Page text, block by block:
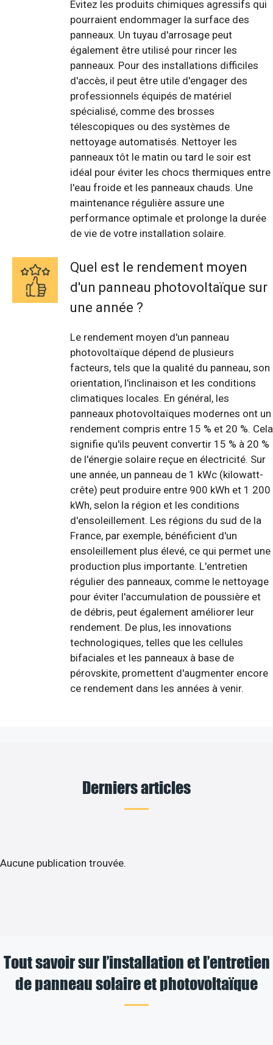
Évitez les produits chimiques agressifs qui
pourraient endommager la surface des
panneaux. Un tuyau d'arrosage peut
également être utilisé pour rincer les
panneaux. Pour des installations difficiles
d'accès, il peut être utile d'engager des
professionnels équipés de matériel
spécialisé, comme des brosses
télescopiques ou des systèmes de
nettoyage automatisés. Nettoyer les
panneaux tôt le matin ou tard le soir est
idéal pour éviter les chocs thermiques entre
l'eau froide et les panneaux chauds. Une
maintenance régulière assure une
performance optimale et prolonge la durée
de vie de votre installation solaire.
Quel est le rendement moyen
d'un panneau photovoltaïque sur
une année ?
Le rendement moyen d'un panneau
photovoltaïque dépend de plusieurs
facteurs, tels que la qualité du panneau, son
orientation, l'inclinaison et les conditions
climatiques locales. En général, les
panneaux photovoltaïques modernes ont un
rendement compris entre 15 % et 20 %. Cela
signifie qu'ils peuvent convertir 15 % à 20 %
de l'énergie solaire reçue en électricité. Sur
une année, un panneau de 1 kWc (kilowatt-
crête) peut produire entre 900 kWh et 1 200
kWh, selon la région et les conditions
d'ensoleillement. Les régions du sud de la
France, par exemple, bénéficient d'un
ensoleillement plus élevé, ce qui permet une
production plus importante. L'entretien
régulier des panneaux, comme le nettoyage
pour éviter l'accumulation de poussière et
de débris, peut également améliorer leur
rendement. De plus, les innovations
technologiques, telles que les cellules
bifaciales et les panneaux à base de
pérovskite, promettent d'augmenter encore
ce rendement dans les années à venir.
Derniers articles
Aucune publication trouvée.
Tout savoir sur l’installation et l’entretien
de panneau solaire et photovoltaïque